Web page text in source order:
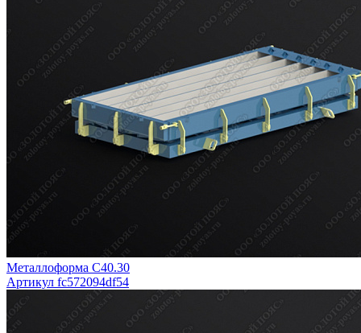
Металлоформа С40.30
Артикул fc572094df54